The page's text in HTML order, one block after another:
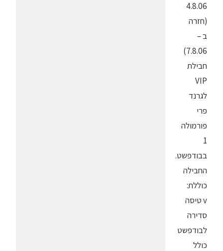
4.8.06
(חזרה
ב –
7.8.06)
חבילת
VIP
לגרנד
פרי
פורמולה
1
בבודפשט.
החבילה
כוללת:
v טיסה
סדירה
לבודפשט
כולל